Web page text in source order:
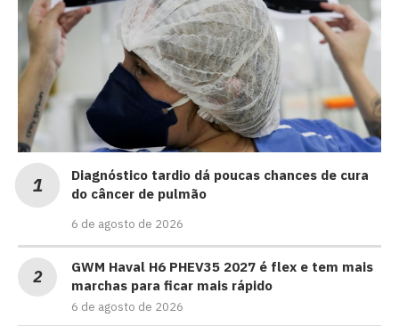
Diagnóstico tardio dá poucas chances de cura
do câncer de pulmão
6 de agosto de 2026
GWM Haval H6 PHEV35 2027 é flex e tem mais
marchas para ficar mais rápido
6 de agosto de 2026